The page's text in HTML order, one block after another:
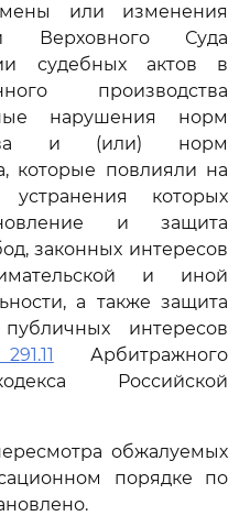
или изменения
Верховного Суда
судебных актов в
производства
нарушения норм
и (или) норм
которые повлияли на
которых
и защита
законных интересов
и иной
а также защита
интересов
Арбитражного
Российской
обжалуемых
порядке по